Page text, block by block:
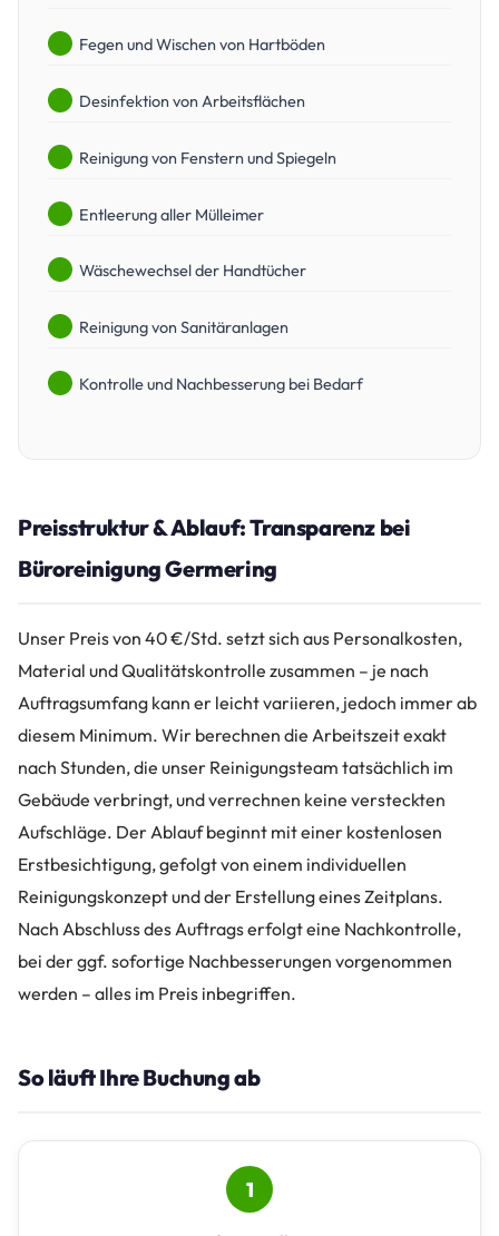
Fegen und Wischen von Hartböden
Desinfektion von Arbeitsflächen
Reinigung von Fenstern und Spiegeln
Entleerung aller Mülleimer
Wäschewechsel der Handtücher
Reinigung von Sanitäranlagen
Kontrolle und Nachbesserung bei Bedarf
Preisstruktur & Ablauf: Transparenz bei
Büroreinigung Germering
Unser Preis von 40 €/Std. setzt sich aus Personalkosten,
Material und Qualitätskontrolle zusammen – je nach
Auftragsumfang kann er leicht variieren, jedoch immer ab
diesem Minimum. Wir berechnen die Arbeitszeit exakt
nach Stunden, die unser Reinigungsteam tatsächlich im
Gebäude verbringt, und verrechnen keine versteckten
Aufschläge. Der Ablauf beginnt mit einer kostenlosen
Erstbesichtigung, gefolgt von einem individuellen
Reinigungskonzept und der Erstellung eines Zeitplans.
Nach Abschluss des Auftrags erfolgt eine Nachkontrolle,
bei der ggf. sofortige Nachbesserungen vorgenommen
werden – alles im Preis inbegriffen.
So läuft Ihre Buchung ab
1